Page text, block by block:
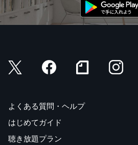
よくある質問・ヘルプ
はじめてガイド
聴き放題プラン